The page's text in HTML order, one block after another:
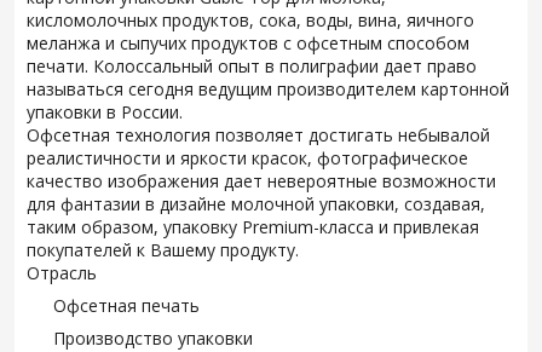
кисломолочных продуктов, сока, воды, вина, яичного
меланжа и сыпучих продуктов с офсетным способом
печати. Колоссальный опыт в полиграфии дает право
называться сегодня ведущим производителем картонной
упаковки в России.
Офсетная технология позволяет достигать небывалой
реалистичности и яркости красок, фотографическое
качество изображения дает невероятные возможности
для фантазии в дизайне молочной упаковки, создавая,
таким образом, упаковку Premium-класса и привлекая
покупателей к Вашему продукту.
Отрасль
Офсетная печать
Производство упаковки